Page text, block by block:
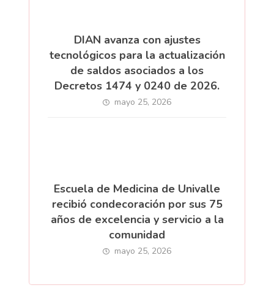
DIAN avanza con ajustes
tecnológicos para la actualización
de saldos asociados a los
Decretos 1474 y 0240 de 2026.
mayo 25, 2026
Escuela de Medicina de Univalle
recibió condecoración por sus 75
años de excelencia y servicio a la
comunidad
mayo 25, 2026